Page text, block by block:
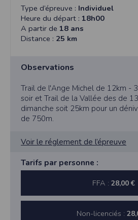
des Biards)
Type d’épreuve : Individuel
Heure du départ : 18h00
A partir de 18 ans
Distance : 25 km
Observations
Trail de l'Ange Michel de 12km -
soir et Trail de la Vallée des de
dimanche soit 25km pour un
de 750m.
Voir le réglement de l’épreuve
Tarifs par personne :
FFA : 28,00 €
Non-licenciés :